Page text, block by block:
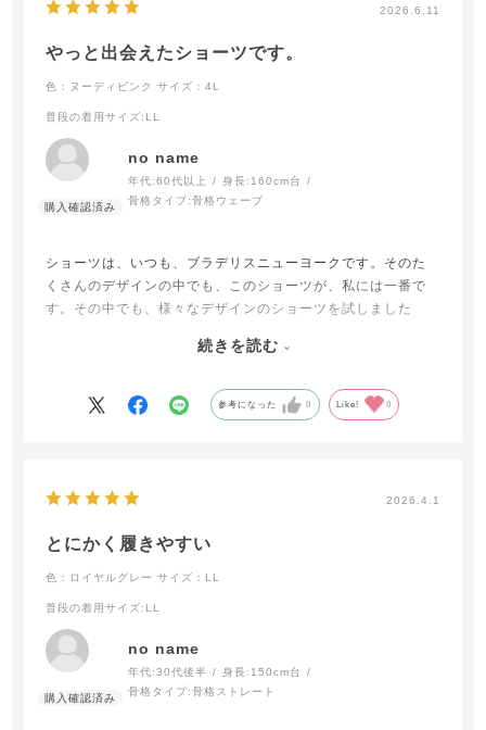
2026.6.11
やっと出会えたショーツです。
色：ヌーディピンク サイズ：4L
普段の着用サイズ:LL
no name
年代:60代以上 身長: 160cm台
骨格タイプ:骨格ウェーブ
ショーツは、いつも、ブラデリスニューヨークです。そのた
くさんのデザインの中でも、このショーツが、私には一番で
す。その中でも、様々なデザインのショーツを試しました
が全く、違うので、迷った時は、問い合わせをした方が良い
続きを読む
参考になった 0 Like! 0
2026.4.1
とにかく履きやすい
色：ロイヤルグレー サイズ：LL
普段の着用サイズ:LL
no name
年代:30代後半 身長: 150cm台
骨格タイプ:骨格ストレート